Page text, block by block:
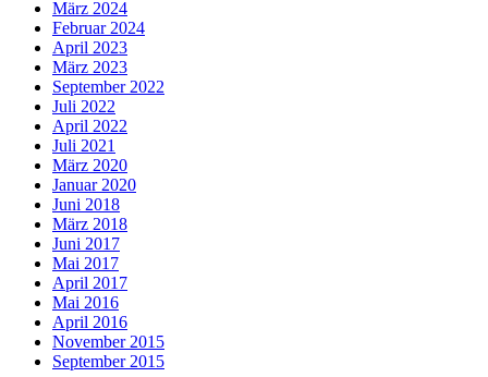
März 2024
Februar 2024
April 2023
März 2023
September 2022
Juli 2022
April 2022
Juli 2021
März 2020
Januar 2020
Juni 2018
März 2018
Juni 2017
Mai 2017
April 2017
Mai 2016
April 2016
November 2015
September 2015